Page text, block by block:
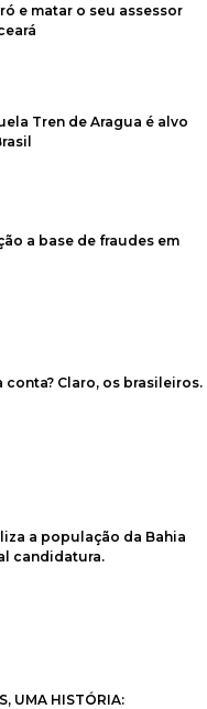
e matar o seu assessor
Tren de Aragua é alvo
a base de fraudes em
conta? Claro, os brasileiros.
a população da Bahia
candidatura.
UMA HISTÓRIA: